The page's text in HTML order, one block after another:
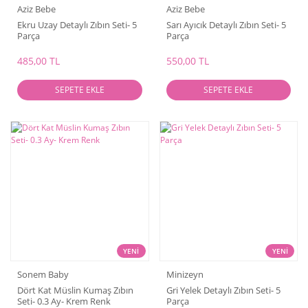
Aziz Bebe
Ekru Uzay Detaylı Zıbın Seti- 5
Parça
485,00 TL
SEPETE EKLE
Aziz Bebe
Sarı Ayıcık Detaylı Zıbın Seti- 5
Parça
550,00 TL
SEPETE EKLE
YENİ
Sonem Baby
Dört Kat Müslin Kumaş Zıbın
Seti- 0.3 Ay- Krem Renk
YENİ
Minizeyn
Gri Yelek Detaylı Zıbın Seti- 5
Parça